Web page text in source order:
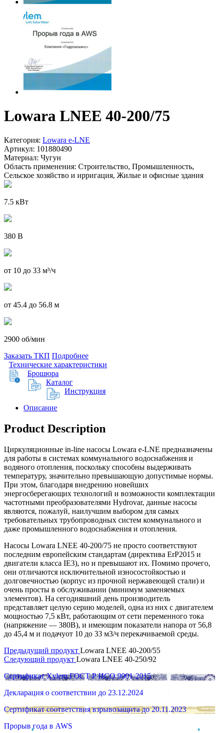
Lowara LNEE 40-200/75
Категория: Lowara e-LNE
Артикул: 101880490
Материал: Чугун
Область применения: Строительство, Промышленность,
Сельское хозяйство и ирригация, Жилые и офисные здания
7.5 кВт
380 В
от 10 до 33 м³/ч
от 45.4 до 56.8 м
2900 об/мин
Заказать ТКП Подробнее
Технические характеристики
Брошюра
Каталог
Инструкция
Описание
Product Description
Циркуляционные in-line насосы Lowara e-LNE предназначены
для работы в системах коммунального водоснабжения и
водяного отопления, поскольку способны выдерживать
температуру, значительно превышающую допустимые нормы.
При этом, благодаря внедрению новейших
энергосберегающих технологий и возможности комплектации
частотными преобразователями Hydrovar, данные насосы
являются, пожалуй, наилучшим выбором для самых
требовательных трубопроводных систем коммунального и
даже промышленного водоснабжения и отопления.
Насосы Lowara LNEE 40-200/75 не просто соответствуют
последним европейским стандартам (директива ErP2015 и
двигатели класса IE3), но и превышают их. Помимо прочего,
они отличаются исключительной износостойкостью и
долговечностью (корпус из прочной нержавеющей стали) и
очень просты в обслуживании (минимум заменяемых
элементов). На сегодняшний день производитель
представляет целую серию моделей, одна из них с двигателем
мощностью 7,5 кВт, работающим от сети переменного тока
(напряжение — 380В), и имеющим показатели напора от 56,8
до 45,4 м и подачуот 10 до 33 м3/ч перекачиваемой среды.
Предыдущий продукт Lowara LNEE 40-200/55
Следующий продукт Lowara LNEE 40-250/92
Сертификат Xylem ГОСТ Р ИСО 9001-2015
Декларация о соответствии до 23.12.2024
Сертификат соответствия взрывозащита до 20.11.2023
Прорыв года в AWS